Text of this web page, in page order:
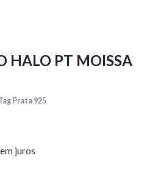
HALO PT MOISSA
Prata 925
juros